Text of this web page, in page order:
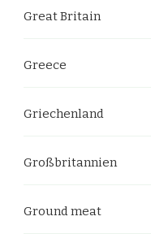
Great Britain
Greece
Griechenland
Großbritannien
Ground meat